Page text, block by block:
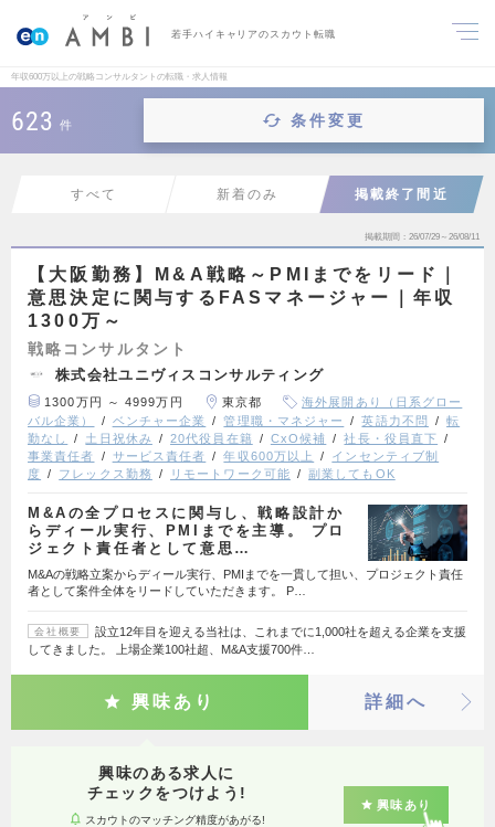
若手ハイキャリアのスカウト転職
年収600万以上の戦略コンサルタントの転職・求人情報
623 件 条件変更
すべて 新着のみ 掲載終了間近
掲載期間 26/07/29～26/08/11
【大阪勤務】M&A戦略～PMIまでをリード｜
意思決定に関与するFASマネージャー｜年収
1300万～
戦略コンサルタント
株式会社ユニヴィスコンサルティング
1300万円 ～ 4999万円 東京都
海外展開あり（日系グロー
バル企業）
ベンチャー企業 管理職・マネジャー 英語力不問
転
勤なし
土日祝休み 20代役員在籍 CxO候補
社長・役員直下
事業責任者
サービス責任者 年収600万以上
インセンティブ制
度
フレックス勤務 リモートワーク可能 副業してもOK
M&Aの全プロセスに関与し、戦略設計か
らディール実行、PMIまでを主導。 プロ
ジェクト責任者として意思…
M&Aの戦略立案からディール実行、PMIまでを一貫して担い、プロジェクト責任
者として案件全体をリードしていただきます。 P…
会社概要
設立12年目を迎える当社は、これまでに1,000社を超える企業を支援
してきました。 上場企業100社超、M&A支援700件…
興味あり 詳細へ
興味のある求人に
チェックをつけよう!
スカウトのマッチング精度があがる!
興味あり